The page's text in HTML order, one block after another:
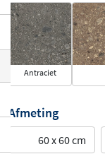
Antraciet
Afmeting
60 x 60 cm